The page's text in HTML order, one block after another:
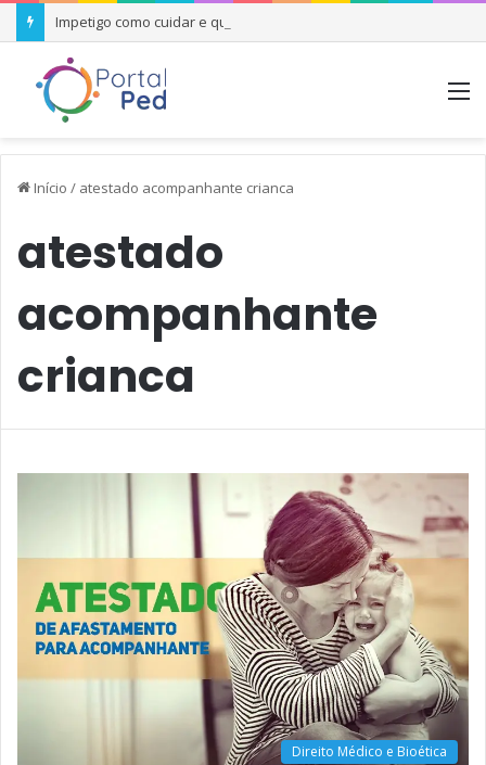
Impetigo como cuidar e quando se preocupar
Início / atestado acompanhante crianca
atestado
acompanhante
crianca
Direito Médico e Bioética